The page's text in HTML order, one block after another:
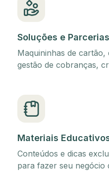
Soluções e
Maquininhas de cartão,
gestão de cobranças,
Materiais
Conteúdos e dicas
para fazer seu negócio